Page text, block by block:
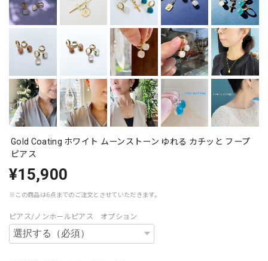
Gold Coating ホワイト ムーンストーン ゆれる カチッと フープ
ピアス
¥15,900
※この商品は6点までのご注文とさせていただきます。
ピアス/ノンホールピアス オプション